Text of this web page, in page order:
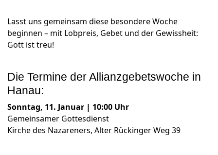
Lasst uns gemeinsam diese besondere Woche
beginnen – mit Lobpreis, Gebet und der Gewissheit:
Gott ist treu!
Die Termine der Allianzgebetswoche in
Hanau:
Sonntag, 11. Januar | 10:00 Uhr
Gemeinsamer Gottesdienst
Kirche des Nazareners, Alter Rückinger Weg 39